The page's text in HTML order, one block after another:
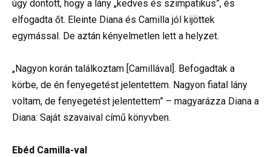
úgy döntött, hogy a lány „kedves és szimpatikus”, és
elfogadta őt. Eleinte Diana és Camilla jól kijöttek
egymással. De aztán kényelmetlen lett a helyzet.
„Nagyon korán találkoztam [Camillával]. Befogadtak a
körbe, de én fenyegetést jelentettem. Nagyon fiatal lány
voltam, de fenyegetést jelentettem” – magyarázza Diana a
Diana: Saját szavaival című könyvben.
Ebéd Camilla-val